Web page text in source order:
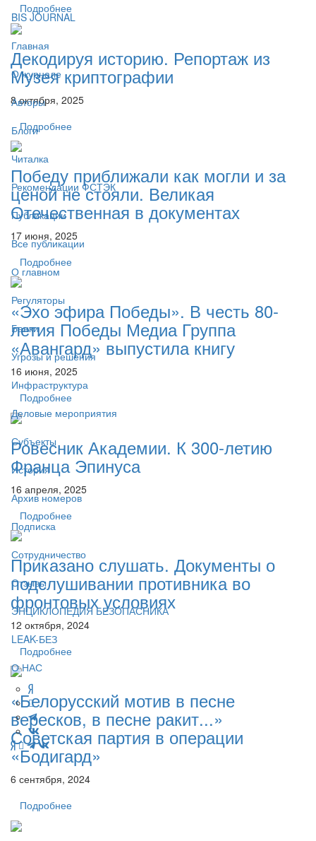
BIS JOURNAL
Главная
О журнале
Авторы
Блоги
Читалка
Рекомендации ФСТЭК
Публикации
Все публикации
О главном
Регуляторы
Банки
Угрозы и решения
Инфраструктура
Деловые мероприятия
Субъекты
История
Архив номеров
Подписка
Сотрудничество
Отзывы
ЭНЦИКЛОПЕДИЯ БЕЗОПАСНИКА
LEAK-БЕЗ
О НАС
Подробнее
Декодируя историю. Репортаж из
Музея криптографии
8 октября, 2025
Подробнее
Победу приближали как могли и за
ценой не стояли. Великая
Отечественная в документах
17 июня, 2025
Подробнее
«Эхо эфира Победы». В честь 80-
летия Победы Медиа Группа
«Авангард» выпустила книгу
16 июня, 2025
Подробнее
Ровесник Академии. К 300-летию
Франца Эпинуса
16 апреля, 2025
Подробнее
Приказано слушать. Документы о
подслушивании противника во
фронтовых условиях
12 октября, 2024
Подробнее
«Белорусский мотив в песне
вересков, в песне ракит...»
Советская партия в операции
«Бодигард»
6 сентября, 2024
Подробнее